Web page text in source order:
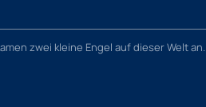
zwei kleine Engel auf dieser Welt an.